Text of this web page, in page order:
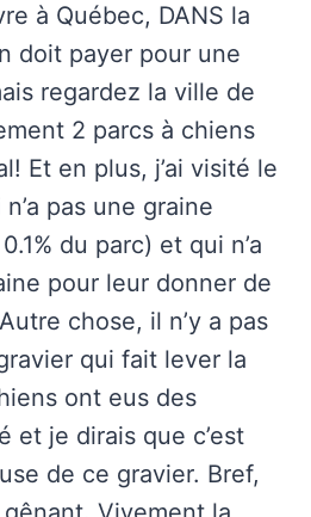
à Québec, DANS la
doit payer pour une
regardez la ville de
2 parcs à chiens
Et en plus, j’ai visité le
pas une graine
du parc) et qui n’a
pour leur donner de
chose, il n’y a pas
qui fait lever la
ont eus des
et je dirais que c’est
de ce gravier. Bref,